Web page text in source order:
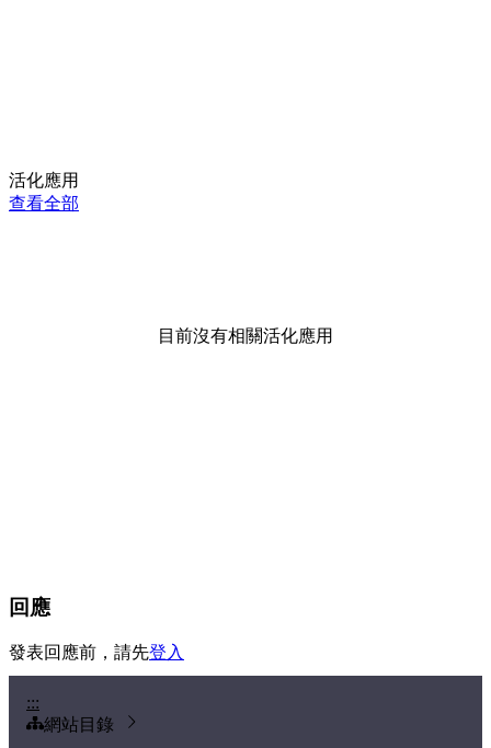
活化應用
查看全部
目前沒有相關活化應用
回應
發表回應前，請先登入
:::
網站目錄